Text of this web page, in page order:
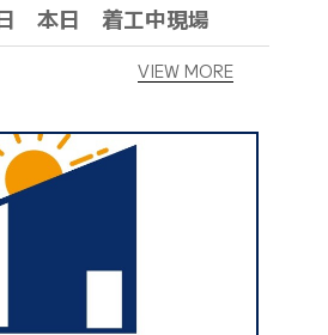
: 年末年始
042-398-1717
話はお控えください。
本日 着工中現場
VIEW MORE